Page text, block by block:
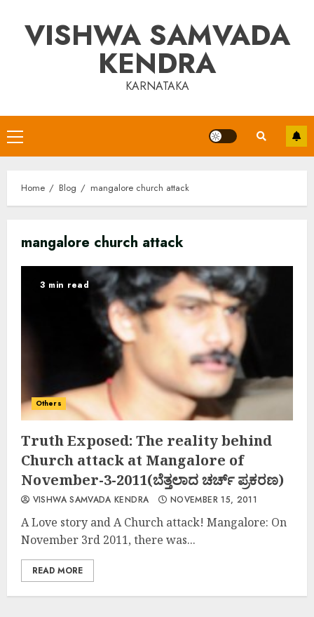
contentVISHWA SAMVADA
KENDRA
KARNATAKA
Primary
Menu
Home Blog mangalore church attack
mangalore church attack
3 min read
Others
Truth Exposed: The reality behind
Church attack at Mangalore of
November-3-2011(ಬೆತ್ತಲಾದ ಚರ್ಚ್ ಪ್ರಕರಣ)
VISHWA SAMVADA KENDRA NOVEMBER 15, 2011
A Love story and A Church attack! Mangalore: On
November 3rd 2011, there was...
READ MORE